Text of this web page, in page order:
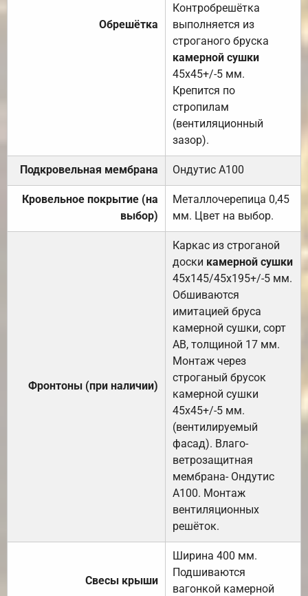
Обрешётка
Контробрешётка
выполняется из
строганого бруска
камерной сушки
45х45+/-5 мм.
Крепится по
стропилам
(вентиляционный
зазор).
Подкровельная мембрана Ондутис А100
Кровельное покрытие (на
выбор)
Металлочерепица 0,45
мм. Цвет на выбор.
Фронтоны (при наличии)
Каркас из строганой
доски камерной сушки
45х145/45х195+/-5 мм.
Обшиваются
имитацией бруса
камерной сушки, сорт
АВ, толщиной 17 мм.
Монтаж через
строганый брусок
камерной сушки
45х45+/-5 мм.
(вентилируемый
фасад). Влаго-
ветрозащитная
мембрана- Ондутис
А100. Монтаж
вентиляционных
решёток.
Свесы крыши
Ширина 400 мм.
Подшиваются
вагонкой камерной